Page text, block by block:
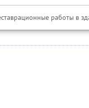
работы в